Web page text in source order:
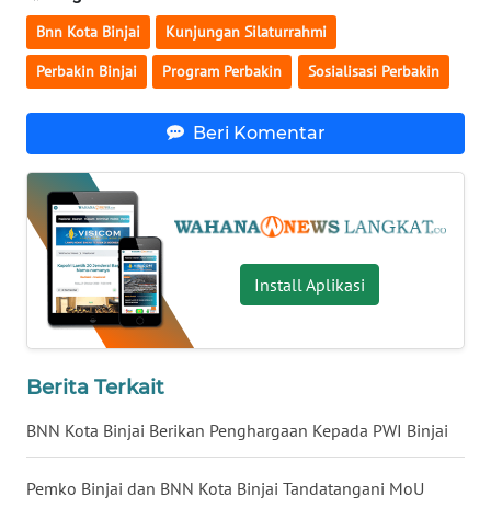
Bnn Kota Binjai Kunjungan Silaturrahmi
Perbakin Binjai Program Perbakin Sosialisasi Perbakin
Beri Komentar
Install Aplikasi
Berita Terkait
BNN Kota Binjai Berikan Penghargaan Kepada PWI Binjai
Pemko Binjai dan BNN Kota Binjai Tandatangani MoU
WN
KALTARA
WN
KALTIM
WN
SULSEL
GORONTALO